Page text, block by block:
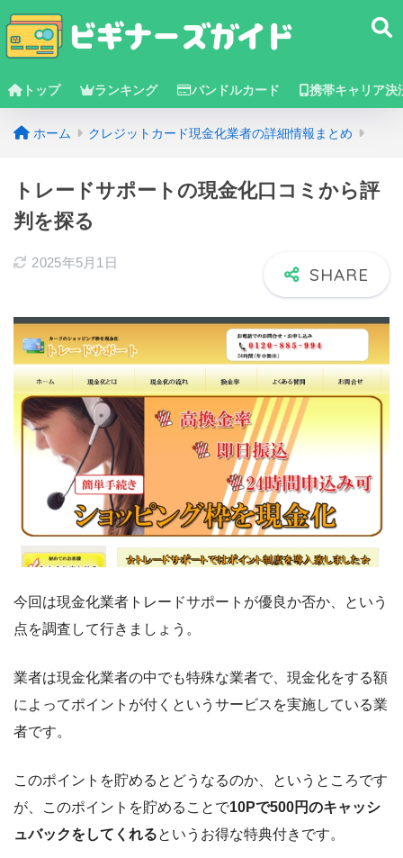
トップ ランキング バンドルカード 携帯キャリア決
ホーム クレジットカード現金化業者の詳細情報まとめ
トレードサポートの現金化口コミから評
判を探る
2025年5月1日
今回は現金化業者トレードサポートが優良か否か、という
点を調査して行きましょう。
業者は現金化業者の中でも特殊な業者で、現金化をする額
によってポイントが付くというサービスを実施している業
者です。
このポイントを貯めるとどうなるのか、というところです
が、このポイントを貯めることで10Pで500円のキャッシ
ュバックをしてくれるというお得な特典付きです。